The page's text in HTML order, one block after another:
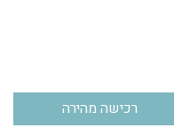
רכישה מהירה